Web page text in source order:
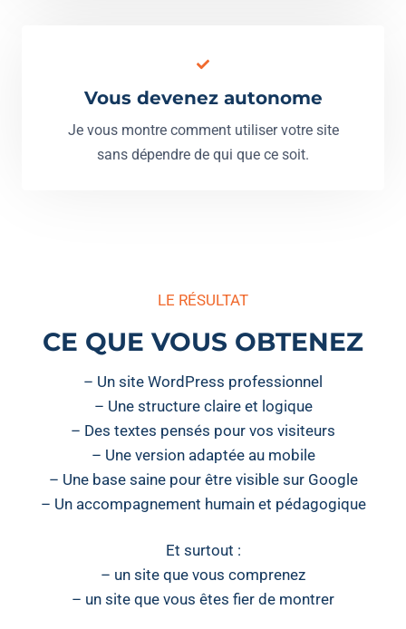
Vous devenez autonome
Je vous montre comment utiliser votre site
sans dépendre de qui que ce soit.
LE RÉSULTAT
CE QUE VOUS OBTENEZ
– Un site WordPress professionnel
– Une structure claire et logique
– Des textes pensés pour vos visiteurs
– Une version adaptée au mobile
– Une base saine pour être visible sur Google
– Un accompagnement humain et pédagogique
Et surtout :
– un site que vous comprenez
– un site que vous êtes fier de montrer